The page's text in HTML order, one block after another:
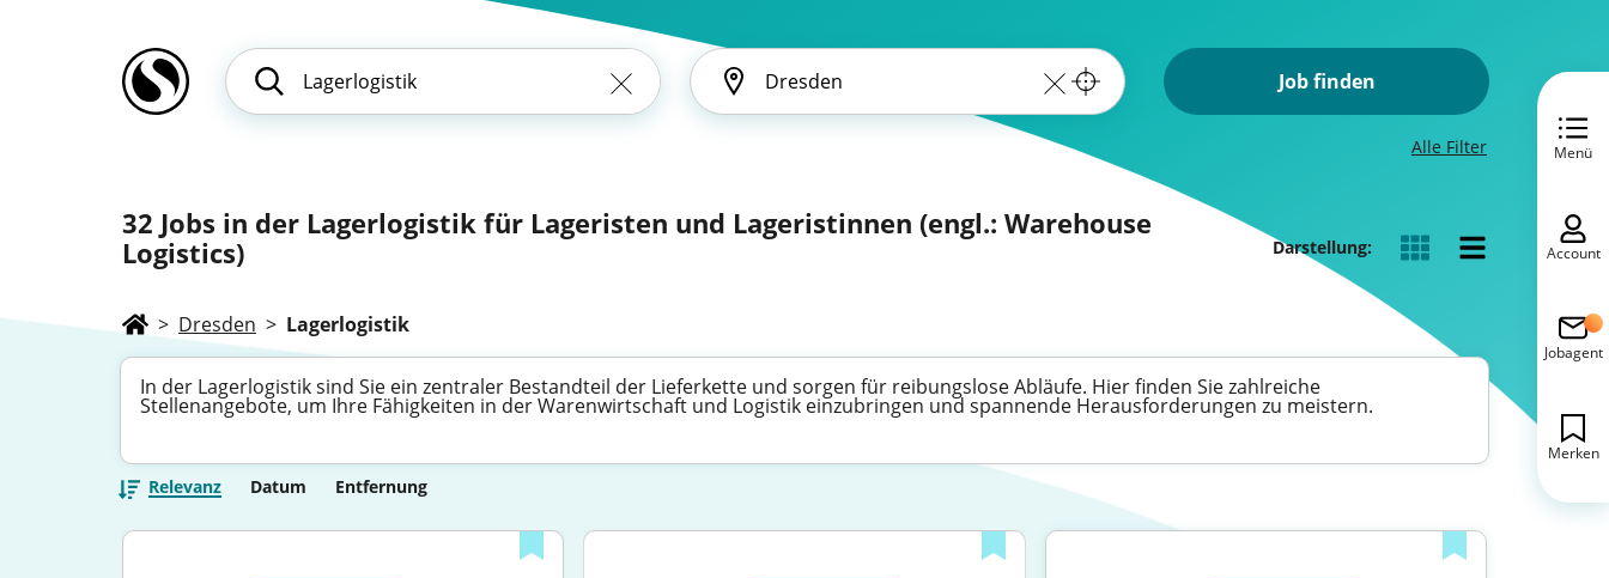
Job finden
Alle Filter
32 Jobs in der Lagerlogistik für Lageristen und Lageristinnen (engl.: Warehouse
Logistics)
Darstellung:
> Dresden > Lagerlogistik
In der Lagerlogistik sind Sie ein zentraler Bestandteil der Lieferkette und sorgen für reibungslose Abläufe. Hier finden Sie zahlreiche
Stellenangebote, um Ihre Fähigkeiten in der Warenwirtschaft und Logistik einzubringen und spannende Herausforderungen zu meistern.
Relevanz Datum Entfernung
Menü
Account
Jobagent
Merken